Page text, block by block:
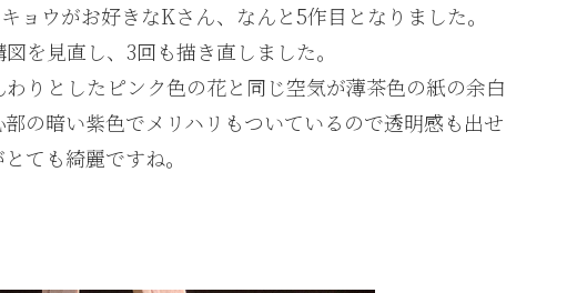
ョウがお好きなKさん、なんと5作目となりました。
を見直し、3回も描き直しました。
りとしたピンク色の花と同じ空気が薄茶色の紙の余白
の暗い紫色でメリハリもついているので透明感も出せ
ても綺麗ですね。